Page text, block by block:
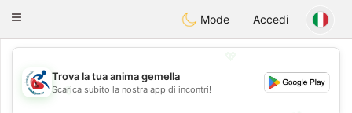
Handi Space
Toggle
Mode Accedi
💖
Trova la tua anima gemella
Scarica subito la nostra app di incontri!